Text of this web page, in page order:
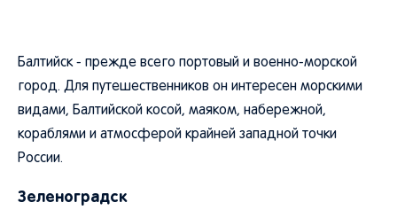
Балтийск - прежде всего портовый и военно-морской
город. Для путешественников он интересен морскими
видами, Балтийской косой, маяком, набережной,
кораблями и атмосферой крайней западной точки
России.
Зеленоградск